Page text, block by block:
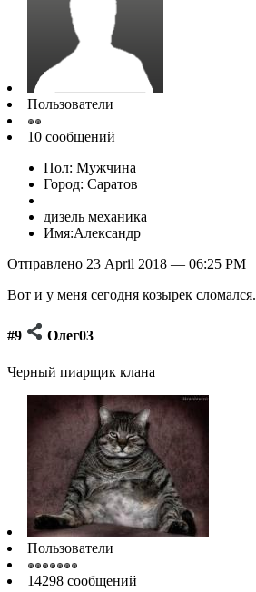
Пользователи
10 сообщений
Пол: Мужчина
Город: Саратов
дизель механика
Имя:Александр
Отправлено 23 April 2018 — 06:25 PM
Вот и у меня сегодня козырек сломался.
#9 Олег03
Черный пиарщик клана
Пользователи
14298 сообщений